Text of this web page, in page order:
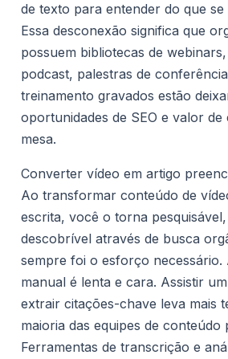
de texto para entender do que
Essa desconexão significa que
possuem bibliotecas de
podcast, palestras de
treinamento gravados estão
oportunidades de SEO e valor
mesa.
Converter vídeo em artigo
Ao transformar conteúdo de
escrita, você o torna
descobrível através de busca
sempre foi o esforço necessário.
manual é lenta e cara. Assistir
extrair citações-chave leva mais
maioria das equipes de conteúdo
Ferramentas de transcrição e